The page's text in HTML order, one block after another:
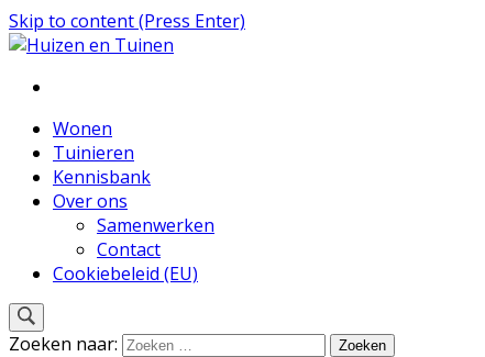
Skip to content (Press Enter)
Huizen en Tuinen
Inspiratie voor wonen en tuinieren
Wonen
Tuinieren
Kennisbank
Over ons
Samenwerken
Contact
Cookiebeleid (EU)
Zoeken naar: